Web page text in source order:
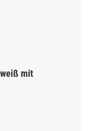
mit